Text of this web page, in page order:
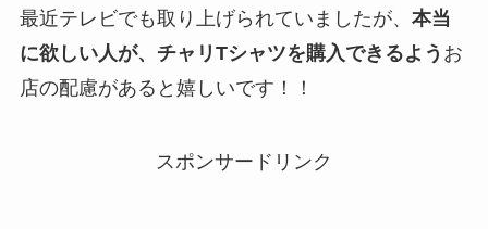
最近テレビでも取り上げられていましたが、 本当
に欲しい人が、チャリTシャツを購入できるよう お
店の配慮があると嬉しいです！！
スポンサードリンク